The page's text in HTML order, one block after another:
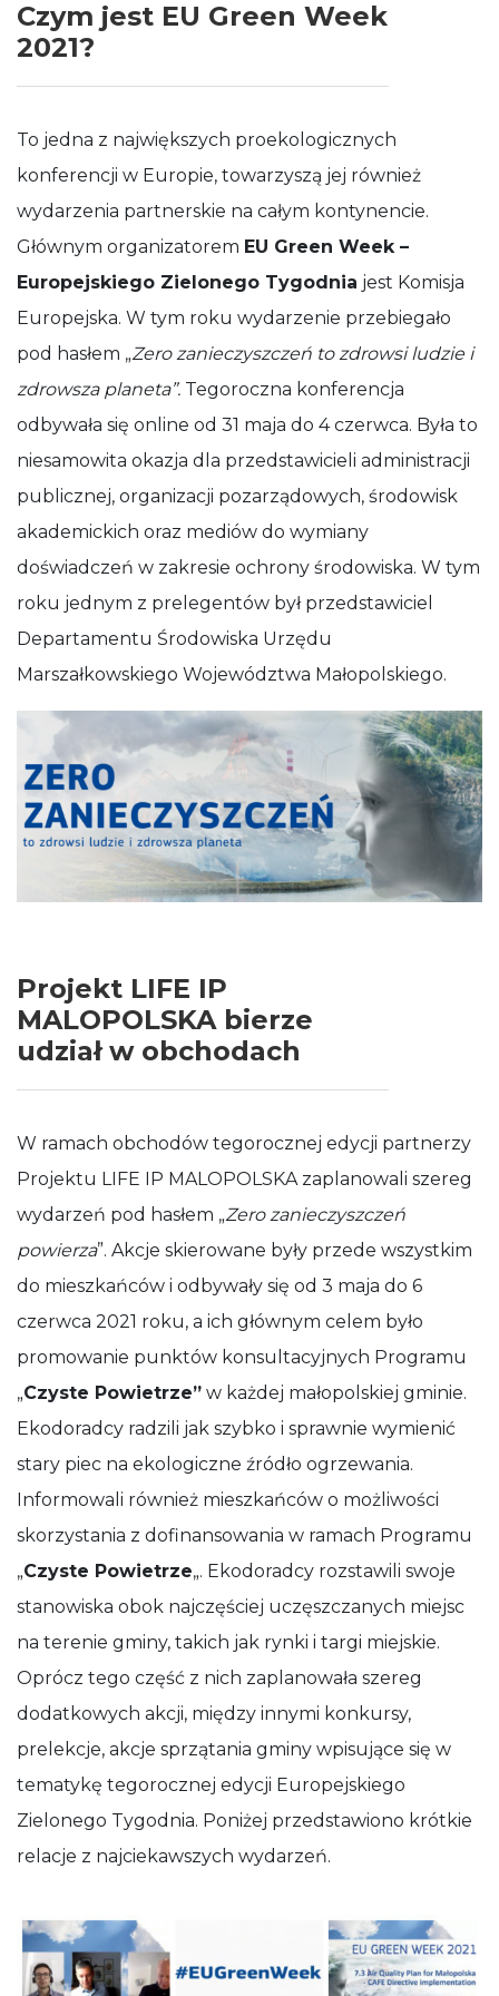
Czym jest EU Green Week
2021?
To jedna z największych proekologicznych
konferencji w Europie, towarzyszą jej również
wydarzenia partnerskie na całym kontynencie.
Głównym organizatorem EU Green Week –
Europejskiego Zielonego Tygodnia jest Komisja
Europejska. W tym roku wydarzenie przebiegało
pod hasłem „Zero zanieczyszczeń to zdrowsi ludzie i
zdrowsza planeta”. Tegoroczna konferencja
odbywała się online od 31 maja do 4 czerwca. Była to
niesamowita okazja dla przedstawicieli administracji
publicznej, organizacji pozarządowych, środowisk
akademickich oraz mediów do wymiany
doświadczeń w zakresie ochrony środowiska. W tym
roku jednym z prelegentów był przedstawiciel
Departamentu Środowiska Urzędu
Marszałkowskiego Województwa Małopolskiego.
Projekt LIFE IP
MALOPOLSKA bierze
udział w obchodach
W ramach obchodów tegorocznej edycji partnerzy
Projektu LIFE IP MALOPOLSKA zaplanowali szereg
wydarzeń pod hasłem „Zero zanieczyszczeń
powierza”. Akcje skierowane były przede wszystkim
do mieszkańców i odbywały się od 3 maja do 6
czerwca 2021 roku, a ich głównym celem było
promowanie punktów konsultacyjnych Programu
„Czyste Powietrze” w każdej małopolskiej gminie.
Ekodoradcy radzili jak szybko i sprawnie wymienić
stary piec na ekologiczne źródło ogrzewania.
Informowali również mieszkańców o możliwości
skorzystania z dofinansowania w ramach Programu
„Czyste Powietrze„. Ekodoradcy rozstawili swoje
stanowiska obok najczęściej uczęszczanych miejsc
na terenie gminy, takich jak rynki i targi miejskie.
Oprócz tego część z nich zaplanowała szereg
dodatkowych akcji, między innymi konkursy,
prelekcje, akcje sprzątania gminy wpisujące się w
tematykę tegorocznej edycji Europejskiego
Zielonego Tygodnia. Poniżej przedstawiono krótkie
relacje z najciekawszych wydarzeń.
działała jak
niektóre
ze strony
internetowej.